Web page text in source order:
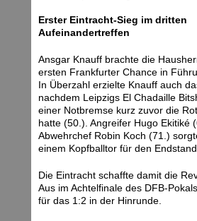
Erster Eintracht-Sieg im dritten
Aufeinandertreffen
Ansgar Knauff brachte die
ersten Frankfurter Chance in
In Überzahl erzielte Knauff auch
nachdem Leipzigs El Chadaille
einer Notbremse kurz zuvor die
hatte (50.). Angreifer Hugo Ekitiké
Abwehrchef Robin Koch (71.)
einem Kopfballtor für den Endstand.
Die Eintracht schaffte damit die
Aus im Achtelfinale des DFB-
für das 1:2 in der Hinrunde.